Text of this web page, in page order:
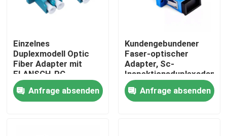
Einzelnes
Duplexmodell Optic
Fiber Adapter mit
FLANSCH-PC
magentaroter Farbe
Anfrage absenden
Kundengebundener
Faser-optischer
Adapter, Sc-
Inspektionsduplexadapter
ohne Flanger-Art
Anfrage absenden